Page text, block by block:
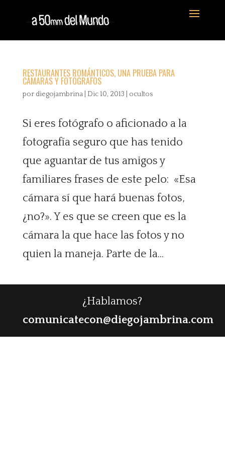
RESTAURANTES ROMÁNTICOS, UNA PRUEBA PARA
CÁMARAS Y FOTÓGRAFOS
por diegojambrina| Dic 10, 2013 ocultos
Si eres fotógrafo o aficionado a la
fotografía seguro que has tenido
que aguantar de tus amigos y
familiares frases de este pelo: «Esa
cámara sí que hará buenas fotos,
¿no?». Y es que se creen que es la
cámara la que hace las fotos y no
quien la maneja. Parte de la...
¿Hablamos?
comunicatecon@diegojambrina.com